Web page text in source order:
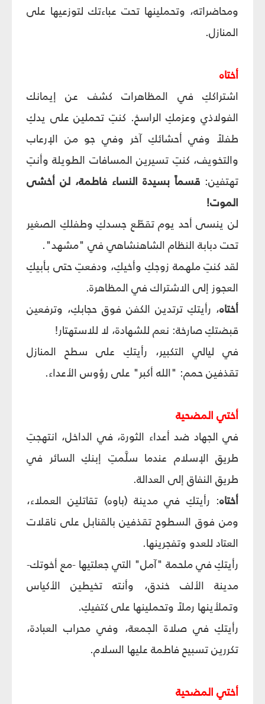
ومحاضراته، وتحملينها تحت عباءتك لتوزعيها على
المنازل.
أختاه
اشتراككِ في المظاهرات كشف عن إيمانك
الفولاذي وعزمكِ الراسخ. كنتِ تحملين على يدكِ
طفلاً وفي أحشائكِ آخر وفي جو من الإرعاب
والتخويف، كنتِ تسيرين المسافات الطويلة وأنتِ
تهتفين: قسماً بسيدة النساء فاطمة، لن أخشى
الموت!
لن ينسى أحد يوم تقطّع جسدكِ وطفلكِ الصغير
تحت دبابة النظام الشاهنشاهي في "مشهد".
لقد كنتِ ملهمة زوجكِ وأخيكِ، ودفعتِ حتى بأبيكِ
العجوز إلى الاشتراك في المظاهرة.
أختاه، رأيتكِ ترتدين الكفن فوق حجابكِ، وترفعين
قبضتكِ صارخة: نعم للشهادة، لا للاستهتار!
في ليالي التكبير، رأيتكِ على سطح المنازل
تقذفين حمم: "الله أكبر" على رؤوس الأعداء.
أختي المضحية
في الجهاد ضد أعداء الثورة، في الداخل، انتهجتِ
طريق الإسلام عندما سلَّمتِ إبنكِ السائر في
طريق النفاق إلى العدالة.
أختاه: رأيتكِ في مدينة (باوه) تقاتلين العملاء،
ومن فوق السطوح تقذفين بالقنابل على ناقلات
العتاد للعدو وتفجرينها.
رأيتكِ في ملحمة "آمل" التي جعلتيها -مع أخوتك-
مدينة الألف خندق، وأنته تخيطين الأكياس
وتملأينها رملاً وتحملينها على كتفيكِ.
رأيتكِ في صلاة الجمعة، وفي محراب العبادة،
تكررين تسبيح فاطمة عليها السلام.
أختي المضحية